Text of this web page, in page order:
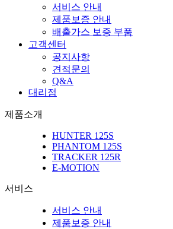
서비스 안내
제품보증 안내
배출가스 보증 부품
고객센터
공지사항
견적문의
Q&A
대리점
제품소개
HUNTER 125S
PHANTOM 125S
TRACKER 125R
E-MOTION
서비스
서비스 안내
제품보증 안내